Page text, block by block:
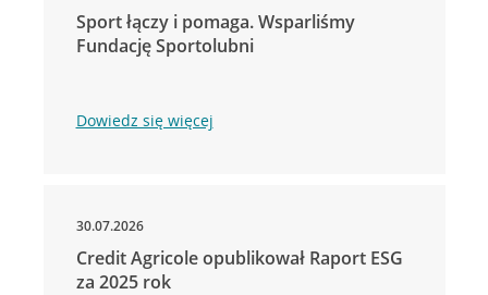
Sport łączy i pomaga. Wsparliśmy
Fundację Sportolubni
Dowiedz się więcej
30.07.2026
Credit Agricole opublikował Raport ESG
za 2025 rok